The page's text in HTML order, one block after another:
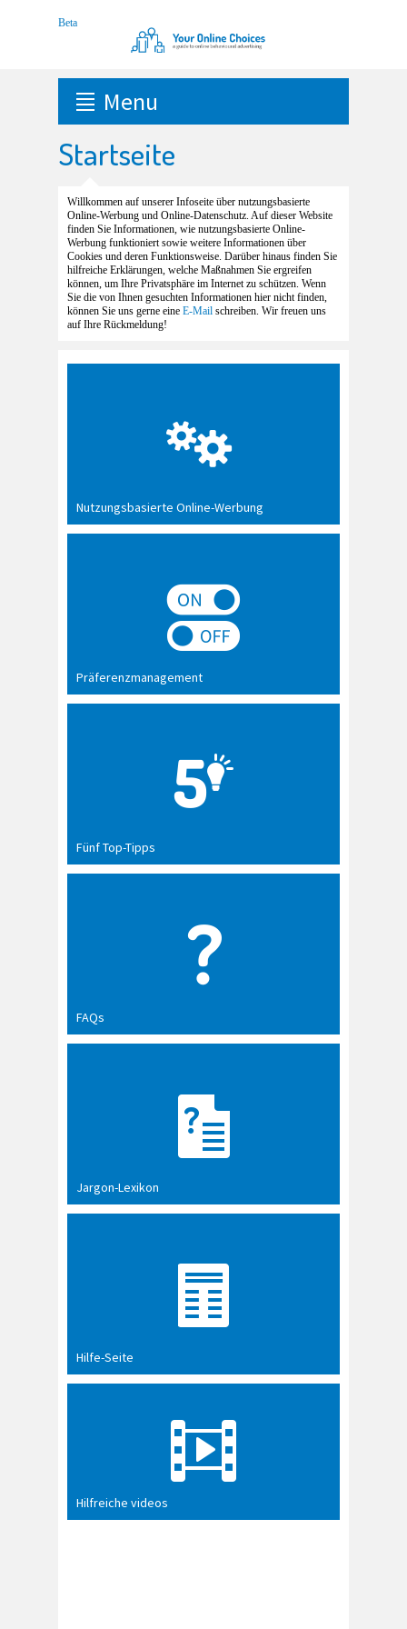
Menu
Startseite
Willkommen auf unserer Infoseite über nutzungsbasierte
Online-Werbung und Online-Datenschutz. Auf dieser Website
finden Sie Informationen, wie nutzungsbasierte Online-
Werbung funktioniert sowie weitere Informationen über
Cookies und deren Funktionsweise. Darüber hinaus finden Sie
hilfreiche Erklärungen, welche Maßnahmen Sie ergreifen
können, um Ihre Privatsphäre im Internet zu schützen. Wenn
Sie die von Ihnen gesuchten Informationen hier nicht finden,
können Sie uns gerne eine E-Mail schreiben. Wir freuen uns
auf Ihre Rückmeldung!
Nutzungsbasierte Online-Werbung
Präferenzmanagement
Fünf Top-Tipps
FAQs
Jargon-Lexikon
Hilfe-Seite
Hilfreiche videos